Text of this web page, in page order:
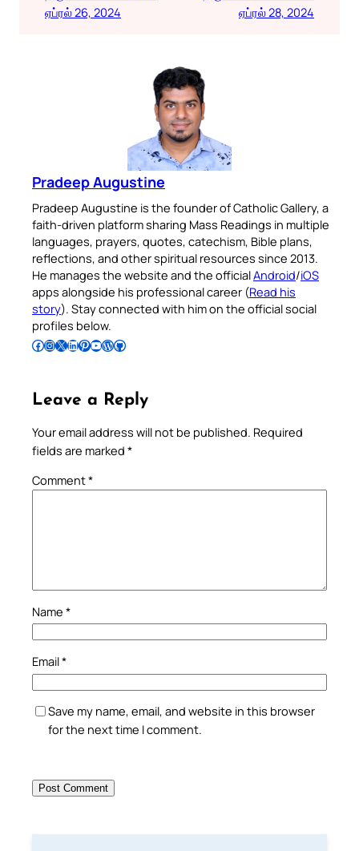
ஏப்ரல் 26, 2024
ஏப்ரல் 28, 2024
Pradeep Augustine
Pradeep Augustine is the founder of Catholic Gallery, a
faith-driven platform sharing Mass Readings in multiple
languages, prayers, quotes, catechism, Bible plans,
reflections, and other spiritual resources since 2013.
He manages the website and the officialAndroid/iOS
apps alongside his professional career (Read his
story). Stay connected with him on the official social
profiles below.
Follow Pradeep on Facebook Follow Pradeep on InstagramFollow Pradeep on X Follow Pradeep on LinkedIn Follow Pradeep on Pinterest Subscribe to Pradeep’s Youtube Channel Follow Pradeep on WordPress Follow Pradeep on GitHub
Leave a Reply
Your email address will not be published. Required
fields are marked *
Comment*
Name *
Email*
Save my name, email, and website in this browser
for the next time I comment.